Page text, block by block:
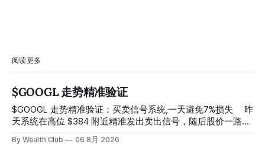
阅读更多
$GOOGL 走势精准验证
$GOOGL 走势精准验证：买卖信号系统,一天避免7%损失 ⠀ 昨
天系统在高位 $384 附近精准发出卖出信号，随后股价一路下
By Wealth Club 06 8月 2026